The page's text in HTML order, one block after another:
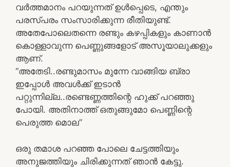
വര്‍ത്തമാനം പറയുന്നത് ഉള്‍പ്പെടെ, എന്തും
പരസ്പരം സംസാരിക്കുന്ന രീതിയുണ്ട്.
അതേപോലെതന്നെ രണ്ടും കഴപ്പികളും കാണാന്‍
കൊള്ളാവുന്ന പെണ്ണുങ്ങളോട് അസൂയാലുക്കളും
ആണ്.
“അതേടി..രണ്ടുമാസം മുന്നേ വാങ്ങിയ ബ്രാ
ഇപ്പോള്‍ അവള്‍ക്ക് ഇടാന്‍
പറ്റുന്നില്ല..രണ്ടെണ്ണത്തിന്റെ ഹുക്ക് പറഞ്ഞു
പോയി. അതിനാത്ത് ഒതുങ്ങുമോ പെണ്ണിന്റെ
പെരുത്ത മൊല”
ഒരു തമാശ പറഞ്ഞ പോലെ ചേട്ടത്തിയും
അനുജത്തിയും ചിരിക്കുന്നത് ഞാന്‍ കേട്ടു.